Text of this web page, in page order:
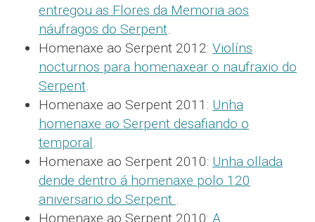
entregou as Flores da Memoria aos
náufragos do Serpent.
Homenaxe ao Serpent 2012: Violíns
nocturnos para homenaxear o naufraxio do
Serpent.
Homenaxe ao Serpent 2011: Unha
homenaxe ao Serpent desafiando o
temporal.
Homenaxe ao Serpent 2010: Unha ollada
dende dentro á homenaxe polo 120
aniversario do Serpent .
Homenaxe ao Serpent 2010: A